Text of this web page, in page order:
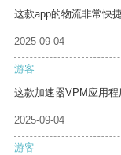
这款app的物流非常快
2025-09-04
游客
这款加速器VPM应用程
2025-09-04
游客